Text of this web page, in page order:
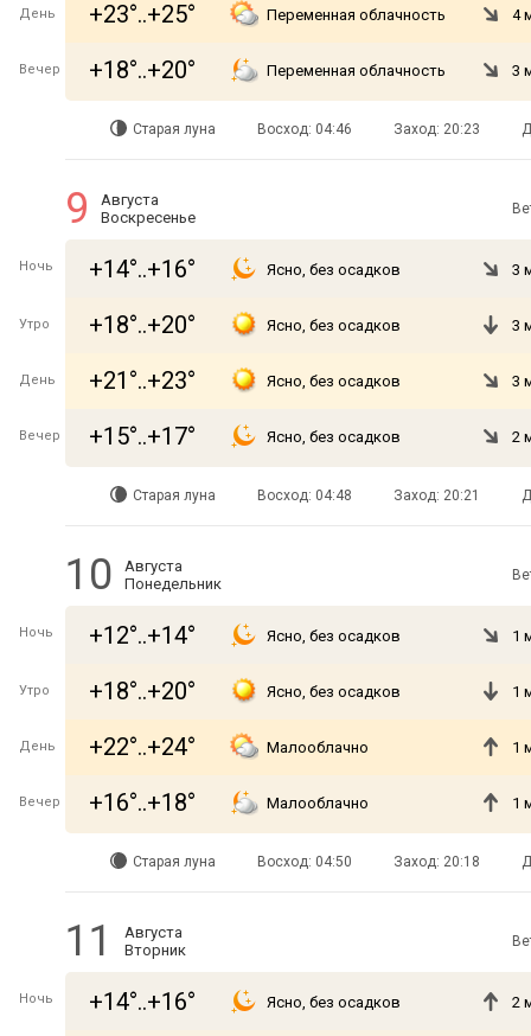
День +23°..+25° Переменная облачность 4
Вечер +18°..+20° Переменная облачность 3
Старая луна Восход: 04:46 Заход: 20:23
9
Августа
Воскресенье
Ночь +14°..+16° Ясно, без осадков 3
Утро +18°..+20° Ясно, без осадков 3
День +21°..+23° Ясно, без осадков 3
Вечер +15°..+17° Ясно, без осадков 2
Старая луна Восход: 04:48 Заход: 20:21
10
Августа
Понедельник
Ночь +12°..+14° Ясно, без осадков 1
Утро +18°..+20° Ясно, без осадков 1
День +22°..+24° Малооблачно 1
Вечер +16°..+18° Малооблачно 1
Старая луна Восход: 04:50 Заход: 20:18
11
Августа
Вторник
Ночь +14°..+16° Ясно, без осадков 2